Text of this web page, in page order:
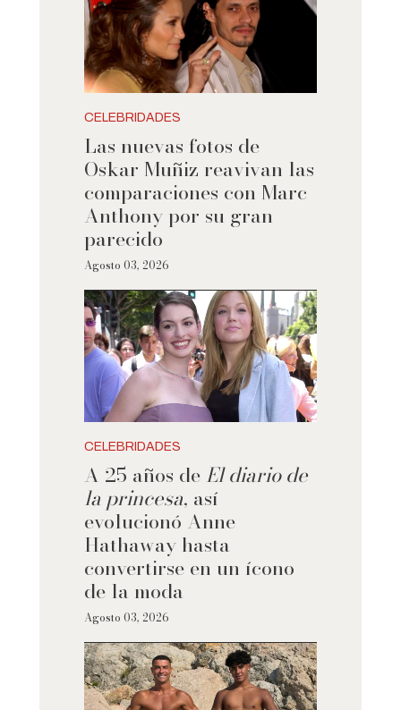
CELEBRIDADES
Las nuevas fotos de
Oskar Muñiz reavivan las
comparaciones con Marc
Anthony por su gran
parecido
Agosto 03, 2026
CELEBRIDADES
A 25 años de El diario de
la princesa, así
evolucionó Anne
Hathaway hasta
convertirse en un ícono
de la moda
Agosto 03, 2026